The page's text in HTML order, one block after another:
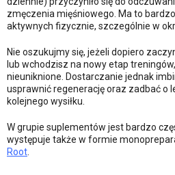
zmęczenia mięśniowego. Ma to
aktywnych fizycznie, szczególnie w
Nie oszukujmy się, jeżeli dopiero
lub wchodzisz na nowy etap
nieuniknione. Dostarczanie jednak
usprawnić regenerację oraz zadbać o
kolejnego wysiłku.
W grupie suplementów jest bardzo
występuje także w formie
Root.